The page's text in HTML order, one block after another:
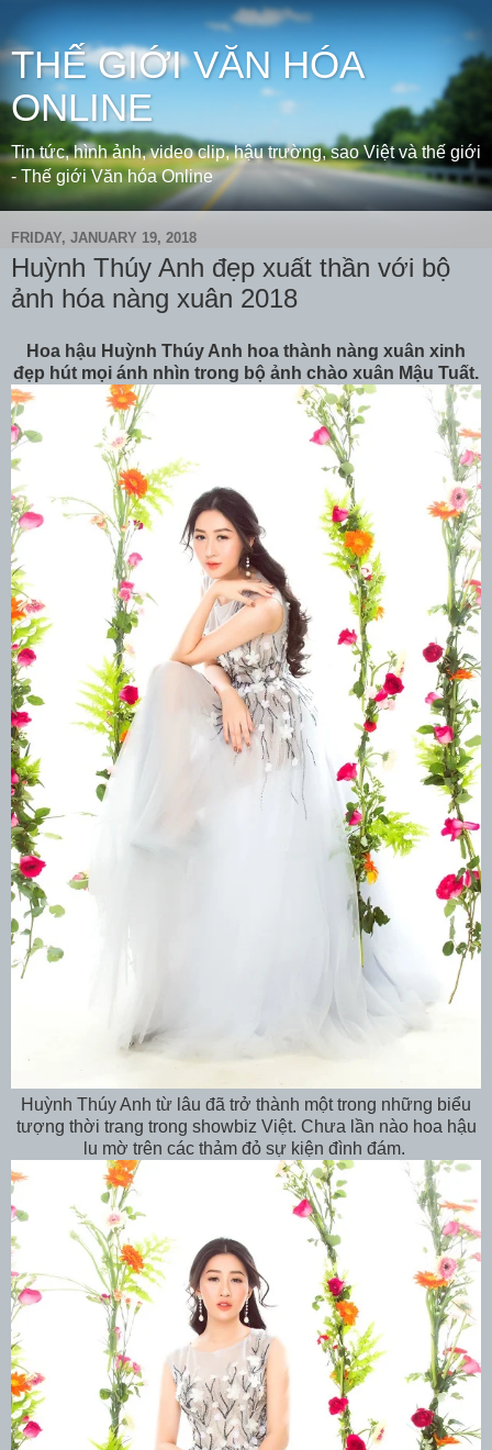
THẾ GIỚI VĂN HÓA
ONLINE
Tin tức, hình ảnh, video clip, hậu trường, sao Việt và thế giới
- Thế giới Văn hóa Online
FRIDAY, JANUARY 19, 2018
Huỳnh Thúy Anh đẹp xuất thần với bộ
ảnh hóa nàng xuân 2018
Hoa hậu Huỳnh Thúy Anh hoa thành nàng xuân xinh
đẹp hút mọi ánh nhìn trong bộ ảnh chào xuân Mậu Tuất.
Huỳnh Thúy Anh từ lâu đã trở thành một trong những biểu
tượng thời trang trong showbiz Việt. Chưa lần nào hoa hậu
lu mờ trên các thảm đỏ sự kiện đình đám.